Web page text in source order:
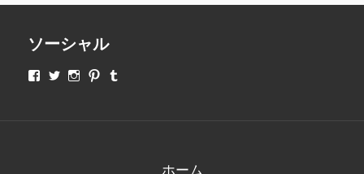
ソーシャル
makeupjapan01
makeupjapan01
makeupjapan01
makeupjapan01
ホーム